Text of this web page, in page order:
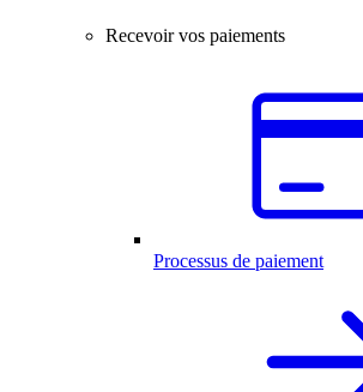
Recevoir vos paiements
Processus de paiement